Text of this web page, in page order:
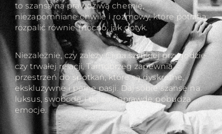
to szansa na prawdziwą chemię,
niezapomniane chwile i rozmowy, które potrafią
rozpalić równie mocno, jak dotyk.
Niezależnie, czy zależy Ci na szybkiej przygodzie
czy trwałej relacji, Tarnobrzeg zapewnia
przestrzeń do spotkań, które są dyskretne,
ekskluzywne i pełne pasji. Daj sobie szansę na
luksus, swobodę i to, co naprawdę pobudza
emocje.